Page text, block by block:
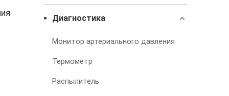
Диагностика
Монитор артериального давления
Термометр
Распылитель